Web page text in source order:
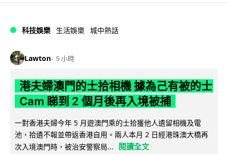
科技娛樂 生活娛樂 城中熱話
Lawton 5 小時
港夫婦澳門的士拾相機 據為己有被的士
Cam 睇到 2 個月後再入境被捕
一對香港夫婦今年 5 月遊澳門乘的士拾獲他人遺留相機及電
池，拾遺不報並帶返香港自用。兩人本月 2 日經港珠澳大橋再
次入境澳門時，被治安警察局...
閱讀全文